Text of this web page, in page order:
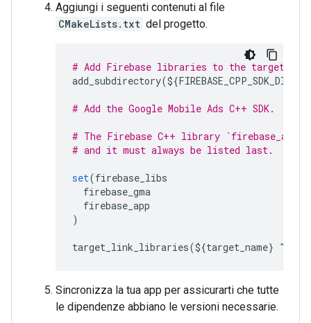
Aggiungi i seguenti contenuti al file
CMakeLists.txt del progetto.
# Add Firebase libraries to the target
add_subdirectory(${FIREBASE_CPP_SDK_DIR
# Add the Google Mobile Ads C++ SDK.
# The Firebase C++ library
# and it must always be listed last.
set(firebase_libs
firebase_gma
firebase_app
)
target_link_libraries(${target_name}
Sincronizza la tua app per assicurarti che tutte
le dipendenze abbiano le versioni necessarie.